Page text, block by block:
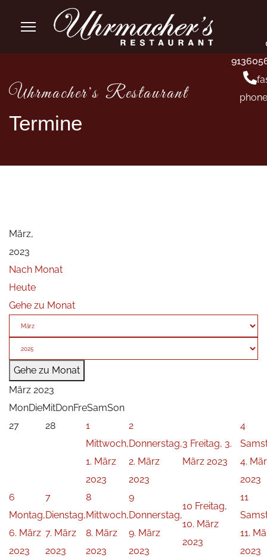
Uhrmacher's Restaurant
Termine
März,
2023
Nach Monat
Heute
Gehe zu Monat
Gehe zu Monat
März 2023
MonDieMitDonFreSamSon
27
28
1
Mittwoch,
1. März
2023
2
Donnerstag,
2. März
2023
3 Freitag, 3.
März 2023
4
4.
2023
6
Montag,
6. März
2023
7
Dienstag,
7. März
2023
8
Mittwoch,
8. März
2023
9
Donnerstag,
9. März
2023
10 Freitag,
10. März
2023
11
11.
2023